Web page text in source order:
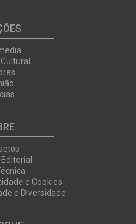
e Cookies
e Diversidade